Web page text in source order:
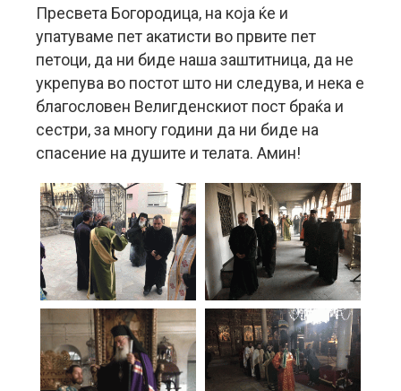
Пресвета Богородица, на која ќе и
упатуваме пет акатисти во првите пет
петоци, да ни биде наша заштитница, да не
укрепува во постот што ни следува, и нека е
благословен Велигденскиот пост браќа и
сестри, за многу години да ни биде на
спасение на душите и телата. Амин!